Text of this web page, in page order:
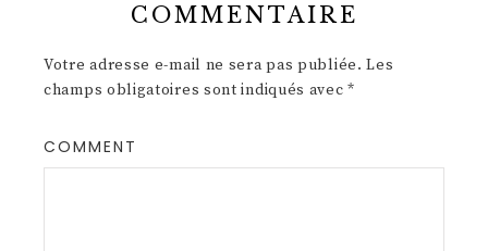
COMMENTAIRE
Votre adresse e-mail ne sera pas publiée. Les
champs obligatoires sont indiqués avec*
COMMENT